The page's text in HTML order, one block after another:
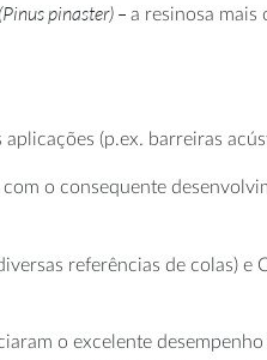
(Pinus pinaster) – a resinosa mais
(p.ex. barreiras
o consequente
referências de colas) e
o excelente